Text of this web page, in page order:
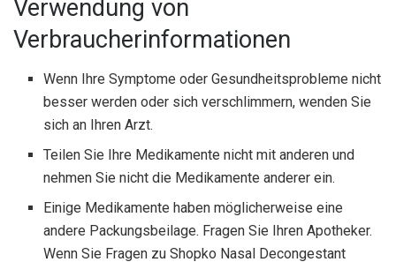
Verwendung von
Verbraucherinformationen
Wenn Ihre Symptome oder Gesundheitsprobleme nicht
besser werden oder sich verschlimmern, wenden Sie
sich an Ihren Arzt.
Teilen Sie Ihre Medikamente nicht mit anderen und
nehmen Sie nicht die Medikamente anderer ein.
Einige Medikamente haben möglicherweise eine
andere Packungsbeilage. Fragen Sie Ihren Apotheker.
Wenn Sie Fragen zu Shopko Nasal Decongestant